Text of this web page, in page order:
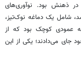
لایتنینگ همچنان در ذهنش بود. نوآوری‌های
۶۲ مدل ۱۹۴۸ گنجانده شد، شامل یک دماغه نوک‌تیز،
عمودی کوچک بود که از
جای می‌دادند؛ یکی از این